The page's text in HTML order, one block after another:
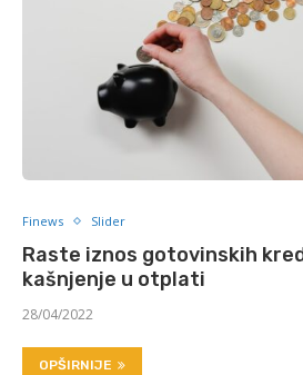
Finews Slider
Raste iznos gotovinskih
kašnjenje u otplati
28/04/2022
OPŠIRNIJE